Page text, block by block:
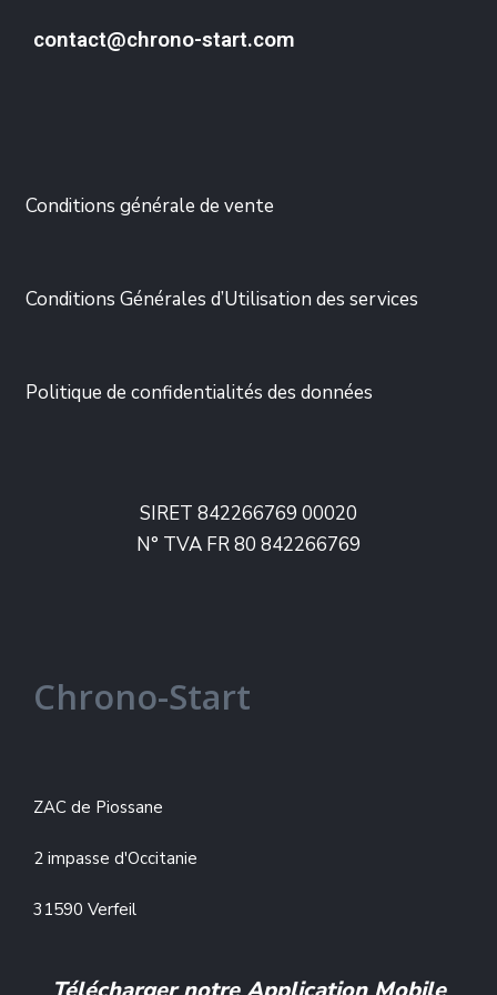
contact@chrono-start.com
Conditions générale de vente
Conditions Générales d’Utilisation des services
Politique de confidentialités des données
SIRET 842266769 00020
N° TVA FR 80 842266769
Chrono-Start
ZAC de Piossane
2 impasse d'Occitanie
31590 Verfeil